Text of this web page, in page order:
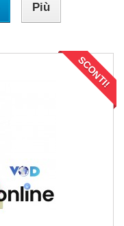
Più
SCONTI!